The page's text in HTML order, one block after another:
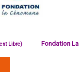
Libre) Fondation La